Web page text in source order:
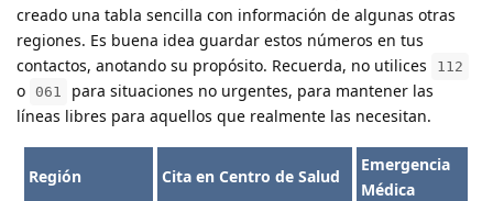
creado una tabla sencilla con información de algunas otras
regiones. Es buena idea guardar estos números en tus
contactos, anotando su propósito. Recuerda, no utilices
112
o 061
para situaciones no urgentes, para mantener las
líneas libres para aquellos que realmente las necesitan.
Región Cita en Centro de Salud
Emergencia
Médica